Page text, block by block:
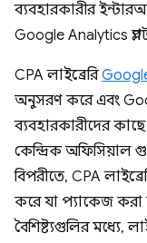
ব্যবহারকারীর
Google Analytics
CPA লাইব্রেরি
অনুসরণ করে এবং
ব্যবহারকারীদের
কেন্দ্রিক অফিসিয়াল
বিপরীতে, CPA
করে যা প্যাকেজ
বৈশিষ্ট্যগুলির মধ্যে,